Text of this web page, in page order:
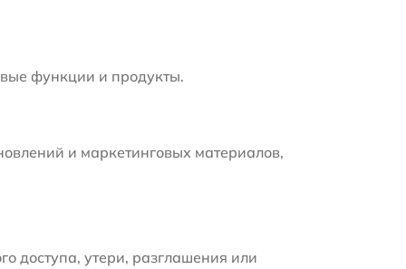
функции и продукты.
и маркетинговых материалов,
доступа, утери, разглашения или